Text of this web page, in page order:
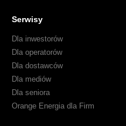
Serwisy
Dla inwestorów
Dla operatorów
Dla dostawców
Dla mediów
Dla seniora
Orange Energia dla Firm